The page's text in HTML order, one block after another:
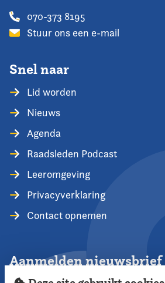
070-373 8195
Stuur ons een e-mail
Snel naar
Lid worden
Nieuws
Agenda
Raadsleden Podcast
Leeromgeving
Privacyverklaring
Contact opnemen
Aanmelden nieuwsbrief